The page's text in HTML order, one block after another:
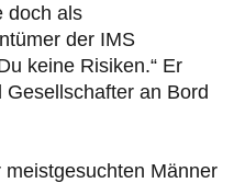
doch als
der IMS
keine Risiken.“ Er
an Bord
Männer